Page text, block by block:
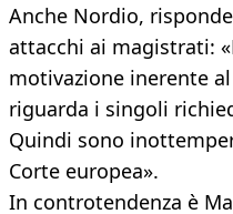
Anche Nordio,
attacchi ai magistrati:
motivazione inerente
riguarda i singoli
Quindi sono
Corte europea».
In controtendenza è